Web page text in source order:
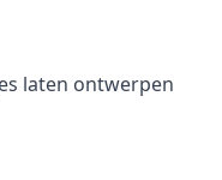
laten ontwerpen